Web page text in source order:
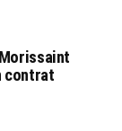
contrat